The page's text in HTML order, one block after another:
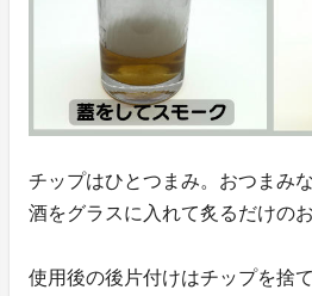
チップはひとつまみ。おつまみ
酒をグラスに入れて炙るだけの
使用後の後片付けはチップを捨